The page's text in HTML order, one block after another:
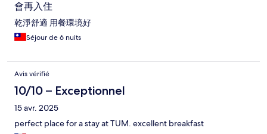
會再入住
乾淨舒適 用餐環境好
Séjour de 6 nuits
Avis vérifié
10/10 – Exceptionnel
15 avr. 2025
perfect place for a stay at TUM. excellent breakfast